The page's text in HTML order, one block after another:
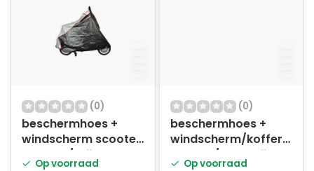
(0)
beschermhoes +
windscherm scooter
M zwart/grijs bogart
Op voorraad
(0)
beschermhoes +
windscherm/koffer
metrop/mp3 grijs
Op voorraad